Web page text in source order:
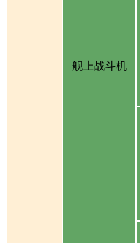
舰上战斗机